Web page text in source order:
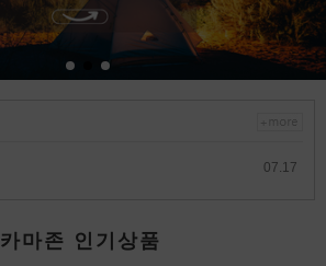
07.17
카마존 인기상품